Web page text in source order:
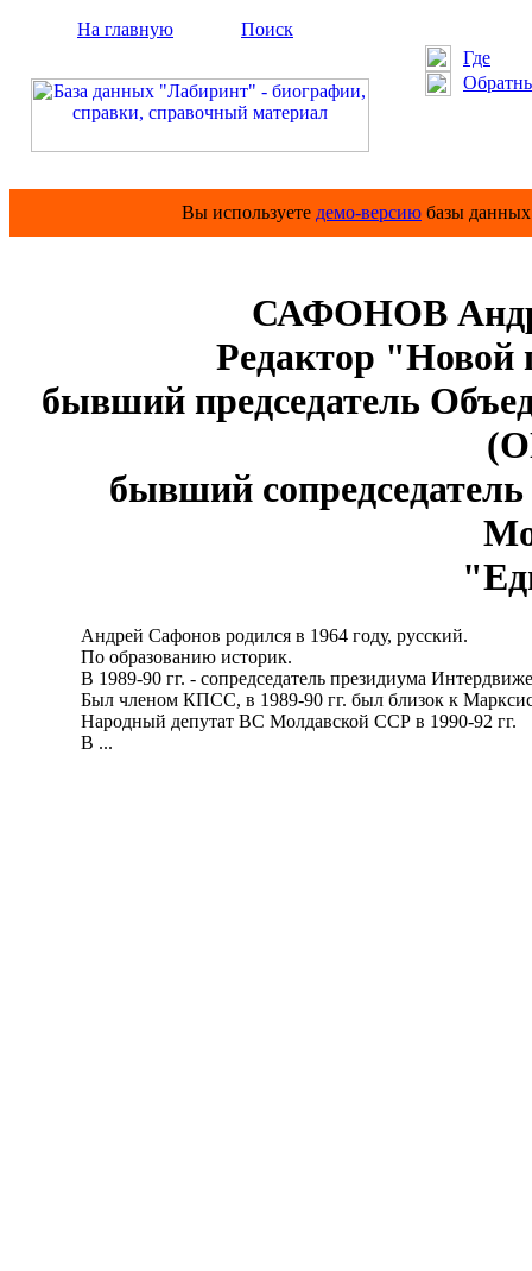
На главную
Поиск
Где
Вы используете демо-версию базы
САФОНОВ
Редактор "Новой
бывший председатель
бывший
Андрей Сафонов родился в 1964 году, русский.
По образованию историк.
В 1989-90 гг. - сопредседатель президиума
Был членом КПСС, в 1989-90 гг. был близок к
Народный депутат ВС Молдавской ССР в 1990-92 гг.
В ...